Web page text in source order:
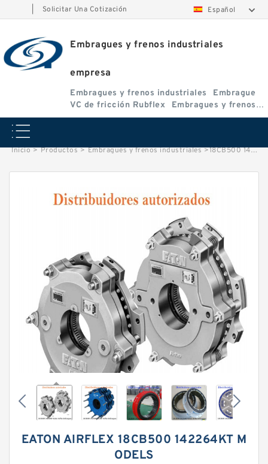
Solicitar Una Cotización Español
Embragues y frenos industriales
empresa
Embragues y frenos industriales
Embrague
VC de fricción Rubflex
Embragues y frenos
VC
Inicio > Productos > Embragues y frenos industriales >18CB500 142264KT Eaton Airflex Embragues y Frenos
EATON AIRFLEX 18CB500 142264KT M
ODELS